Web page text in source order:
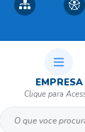
EMPRESA